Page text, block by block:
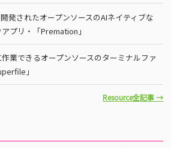
発されたオープンソースのAIネイティブな
プリ・「Premation」
業できるオープンソースのターミナルファ
」
Resource全記事 →